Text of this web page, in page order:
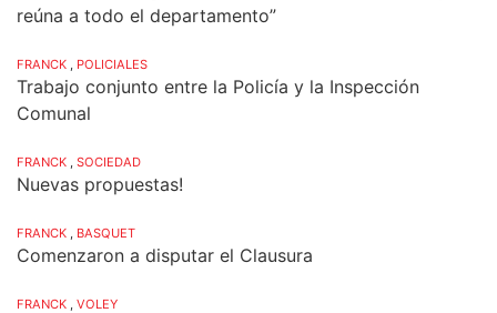
reúna a todo el departamento”
FRANCK POLICIALES
Trabajo conjunto entre la Policía y la Inspección
Comunal
FRANCK SOCIEDAD
Nuevas propuestas!
FRANCK BASQUET
Comenzaron a disputar el Clausura
FRANCK VOLEY